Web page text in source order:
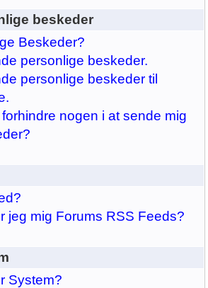
beskeder
Beskeder?
personlige beskeder.
personlige beskeder til
nogen i at sende mig
jeg mig Forums RSS Feeds?
System?